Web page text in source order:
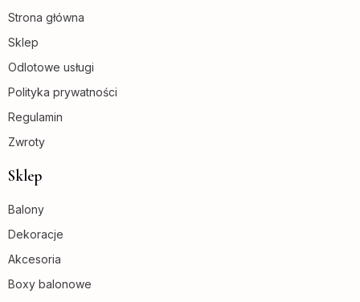
Strona główna
Sklep
Odlotowe usługi
Polityka prywatności
Regulamin
Zwroty
Sklep
Balony
Dekoracje
Akcesoria
Boxy balonowe